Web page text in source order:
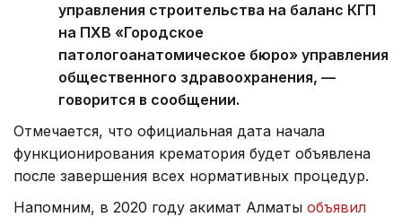
управления строительства на баланс КГП
на ПХВ «Городское
патологоанатомическое бюро» управления
общественного здравоохранения, —
говорится в сообщении.
Отмечается, что официальная дата начала
функционирования крематория будет объявлена
после завершения всех нормативных процедур.
Напомним, в 2020 году акимат Алматы объявил